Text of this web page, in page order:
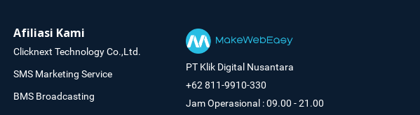
Afiliasi Kami
Clicknext Technology Co.,Ltd.
SMS Marketing Service
BMS Broadcasting
PT Klik Digital Nusantara
+62 811-9910-330
Jam Operasional : 09.00 - 21.00